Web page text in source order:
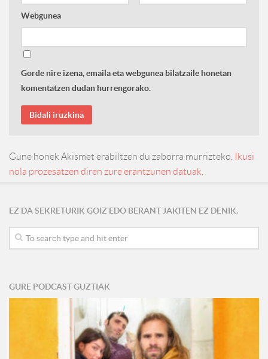
Webgunea
Gorde nire izena, emaila eta webgunea bilatzaile honetan
komentatzen dudan hurrengorako.
Gune honek Akismet erabiltzen du zaborra murrizteko.
Ikusi
nola prozesatzen diren zure erantzunen datuak.
EZ DA SEKRETURIK GOIZ EDO BERANT JAKITEN EZ DENIK.
GURE PODCAST GUZTIAK